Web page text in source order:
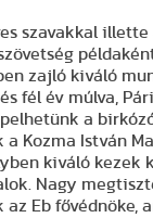
szavakkal illette
zajló kiváló
fél év múlva,
a
Kozma István
kiváló kezek
Nagy
Eb fővédnöke,